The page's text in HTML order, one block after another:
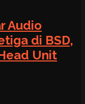
Audio
di BSD,
Unit